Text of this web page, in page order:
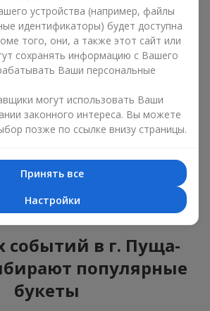
идеальный вариант —
букет. Это композиции, которые
возраста и пола, а их состав
под любое мероприятие.
предпочтения. Пионы,
— это популярные букеты,
привлекательными для
не только прекрасно выглядят, но и
свежести и природной красоты.
в списке самых
вы хотите быть уверенными в своём
к этим проверенным временем
событий в г. Пуща-
популярные
букеты
устройства (например, файлы
идентификаторы) будет доступна
того, они, а также этот сайт или
сохранять информацию с Вашего
Ваши персональные
могут использовать Ваши
законного интереса. Вы можете
позже по ссылке внизу страницы.
Принять все
Настройки